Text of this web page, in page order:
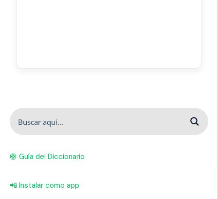
🛟 Guía del Diccionario
📲 Instalar como app